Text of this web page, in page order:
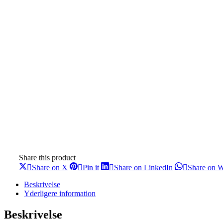
Share this product
Share on X SharePin itShareShare on LinkedIn ShareShare on
Beskrivelse
Yderligere information
Beskrivelse